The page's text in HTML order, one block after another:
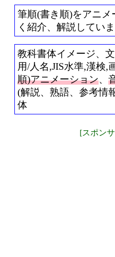
筆順(書き順)をアニ
く紹介、解説していま
教科書体イメージ、
用/人名,JIS水準,漢検,
順)アニメーション、
(解説、熟語、参考情
体
[スポン